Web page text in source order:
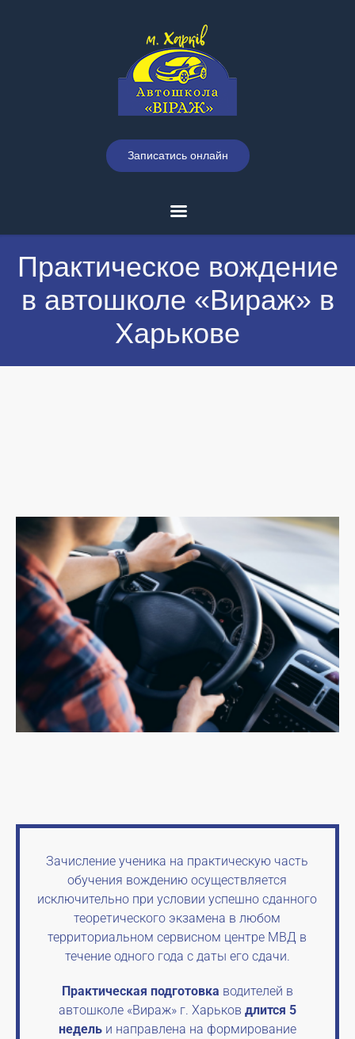
Записатись онлайн
Практическое вождение
в автошколе «Вираж» в
Харькове
Зачисление ученика на практическую часть
обучения вождению осуществляется
исключительно при условии успешно сданного
теоретического экзамена в любом
территориальном сервисном центре МВД в
течение одного года с даты его сдачи.
Практическая подготовка водителей в
автошколе «Вираж» г. Харьков длится 5
недельи направлена на формирование